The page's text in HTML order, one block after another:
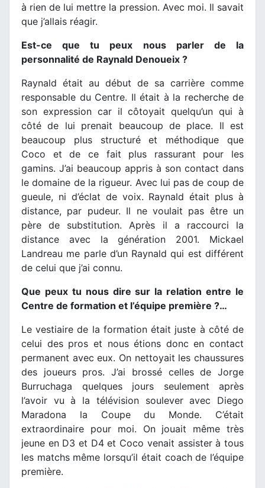
à rien de lui mettre la pression. Avec moi. Il savait
que j’allais réagir.
Est-ce que tu peux nous parler de la
personnalité de Raynald Denoueix ?
Raynald était au début de sa carrière comme
responsable du Centre. Il était à la recherche de
son expression car il côtoyait quelqu’un qui à
côté de lui prenait beaucoup de place. Il est
beaucoup plus structuré et méthodique que
Coco et de ce fait plus rassurant pour les
gamins. J’ai beaucoup appris à son contact dans
le domaine de la rigueur. Avec lui pas de coup de
gueule, ni d’éclat de voix. Raynald était plus à
distance, par pudeur. Il ne voulait pas être un
père de substitution. Après il a raccourci la
distance avec la génération 2001. Mickael
Landreau me parle d’un Raynald qui est différent
de celui que j’ai connu.
Que peux tu nous dire sur la relation entre le
Centre de formation et l’équipe première ?…
Le vestiaire de la formation était juste à côté de
celui des pros et nous étions donc en contact
permanent avec eux. On nettoyait les chaussures
des joueurs pros. J’ai brossé celles de Jorge
Burruchaga quelques jours seulement après
l’avoir vu à la télévision soulever avec Diego
Maradona la Coupe du Monde. C’était
extraordinaire pour moi. On jouait même très
jeune en D3 et D4 et Coco venait assister à tous
les matchs même lorsqu’il était coach de l’équipe
première.